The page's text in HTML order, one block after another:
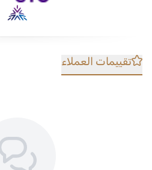
تقييمات العملاء